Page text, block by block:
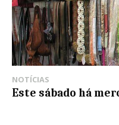
NOTÍCIAS
Este sábado há